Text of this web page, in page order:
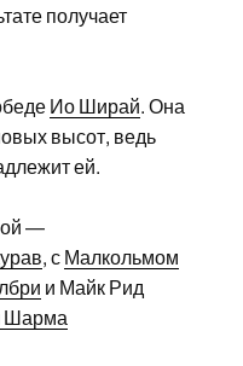
получает
Ио Ширай. Она
высот, ведь
ей.
—
, с Малкольмом
и Майк Рид
Шарма